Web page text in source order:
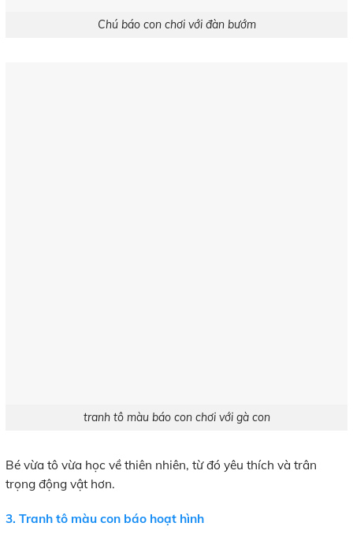
Chú báo con chơi với đàn bướm
tranh tô màu báo con chơi với gà con
Bé vừa tô vừa học về thiên nhiên, từ đó yêu thích và trân
trọng động vật hơn.
3. Tranh tô màu con báo hoạt hình